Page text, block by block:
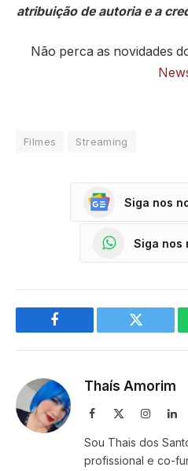
atribuição de autoria e a
Não perca as novidades
Filmes Streaming
Siga nos
Siga nos
Facebook Twitter
Thaís Amorim
Facebook Instagram
Sou Thais dos
profissional e co-